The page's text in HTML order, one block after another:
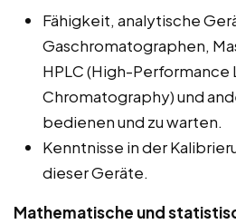
Fähigkeit, analytische
Gaschromatographen,
HPLC (High-Performance
Chromatography) und
bedienen und zu warten.
Kenntnisse in der
dieser Geräte.
Mathematische und